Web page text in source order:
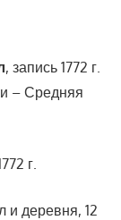
, запись 1772 г.
– Средняя
г.
и деревня, 12